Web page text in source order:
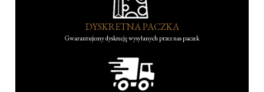
DYSKRETNA PACZKA
Gwarantujemy dyskrecję wysyłanych przez nas paczek